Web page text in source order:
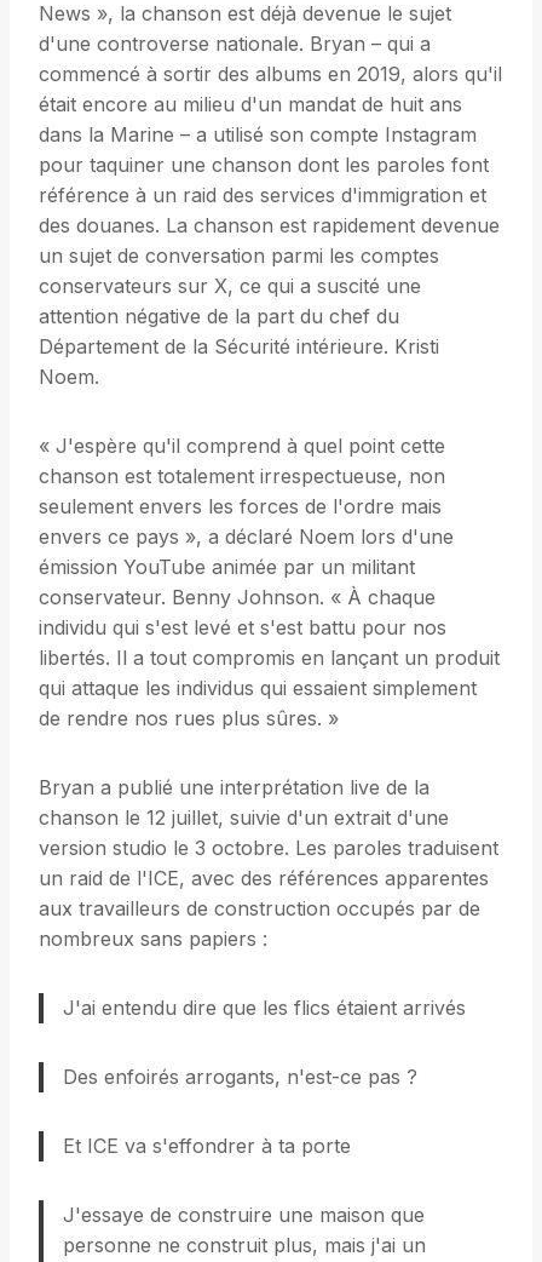
News », la chanson est déjà devenue le sujet
d'une controverse nationale. Bryan – qui a
commencé à sortir des albums en 2019, alors qu'il
était encore au milieu d'un mandat de huit ans
dans la Marine – a utilisé son compte Instagram
pour taquiner une chanson dont les paroles font
référence à un raid des services d'immigration et
des douanes. La chanson est rapidement devenue
un sujet de conversation parmi les comptes
conservateurs sur X, ce qui a suscité une
attention négative de la part du chef du
Département de la Sécurité intérieure. Kristi
Noem.
« J'espère qu'il comprend à quel point cette
chanson est totalement irrespectueuse, non
seulement envers les forces de l'ordre mais
envers ce pays », a déclaré Noem lors d'une
émission YouTube animée par un militant
conservateur. Benny Johnson. « À chaque
individu qui s'est levé et s'est battu pour nos
libertés. Il a tout compromis en lançant un produit
qui attaque les individus qui essaient simplement
de rendre nos rues plus sûres. »
Bryan a publié une interprétation live de la
chanson le 12 juillet, suivie d'un extrait d'une
version studio le 3 octobre. Les paroles traduisent
un raid de l'ICE, avec des références apparentes
aux travailleurs de construction occupés par de
nombreux sans papiers :
J'ai entendu dire que les flics étaient arrivés
Des enfoirés arrogants, n'est-ce pas ?
Et ICE va s'effondrer à ta porte
J'essaye de construire une maison que
personne ne construit plus, mais j'ai un